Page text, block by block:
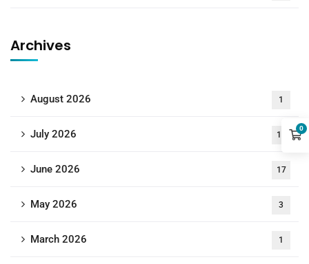
Archives
August 2026 1
July 2026 18
June 2026 17
May 2026 3
March 2026 1
0